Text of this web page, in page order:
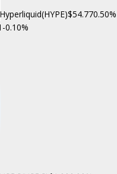
Hyperliquid(HYPE)$54.770.50%
-0.10%